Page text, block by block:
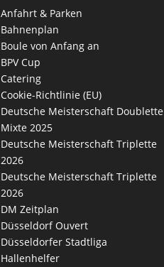
Anfahrt & Parken
Bahnenplan
Boule von Anfang an
BPV Cup
Catering
Cookie-Richtlinie (EU)
Deutsche Meisterschaft Doublette
Mixte 2025
Deutsche Meisterschaft Triplette
2026
Deutsche Meisterschaft Triplette
2026
DM Zeitplan
Düsseldorf Ouvert
Düsseldorfer Stadtliga
Hallenhelfer